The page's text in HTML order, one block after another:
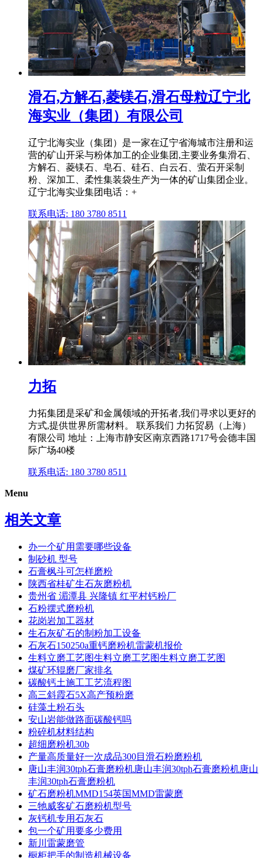
滑石,方解石,菱镁石,滑石母粒辽宁北
海实业（集团）有限公司
辽宁北海实业（集团）是一家在辽宁省海城市注册和运
营的矿山开采与粉体加工的企业集团,主要业务集滑石、
方解石、菱镁石、皂石、硅石、白云石、萤石开采制
粉、深加工、柔性集装袋生产为一体的矿山集团企业。
辽宁北海实业集团电话：+
联系电话: 180 3780 8511
力拓
力拓集团是采矿和金属领域的开拓者,我们寻求以更好的
方式,提供世界所需材料。 联系我们 力拓贸易（上海）
有限公司 地址：上海市静安区南京西路1717号会德丰国
际广场40楼
联系电话: 180 3780 8511
Menu
相关文章
办一个矿用需要哪些设备
制砂机 型号
石膏枫斗可怎样磨粉
陕西省桂矿生石灰磨粉机
贵州省 湄潭县 兴隆镇 红平村钙粉厂
石粉摆式磨粉机
花岗岩加工器材
生石灰矿石的制粉加工设备
石灰石150250a重钙磨粉机雷蒙机报价
生料立磨工艺图生料立磨工艺图生料立磨工艺图
煤矿环辊磨厂家排名
碳酸钙土施工工艺流程图
高三斜霞石5X高产预粉磨
硅藻土粉石头
安山岩能做路面碳酸钙吗
粉碎机材料结构
超细磨粉机30b
产量高质量好一次成品300目滑石粉磨粉机
唐山丰润30tph石膏磨粉机唐山丰润30tph石膏磨粉机唐山
丰润30tph石膏磨粉机
矿石磨粉机MMD154英国MMD雷蒙磨
三牠威客矿石磨粉机型号
灰钙机专用石灰石
包一个矿用要多少费用
新川雷蒙磨管
橱柜把手的制造机械设备